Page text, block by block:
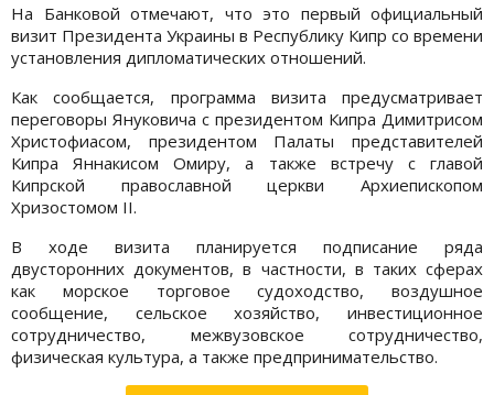
На Банковой отмечают, что это первый официальный
визит Президента Украины в Республику Кипр со времени
установления дипломатических отношений.
Как сообщается, программа визита предусматривает
переговоры Януковича с президентом Кипра Димитрисом
Христофиасом, президентом Палаты представителей
Кипра Яннакисом Омиру, а также встречу с главой
Кипрской православной церкви Архиепископом
Хризостомом ІІ.
В ходе визита планируется подписание ряда
двусторонних документов, в частности, в таких сферах
как морское торговое судоходство, воздушное
сообщение, сельское хозяйство, инвестиционное
сотрудничество, межвузовское сотрудничество,
физическая культура, а также предпринимательство.